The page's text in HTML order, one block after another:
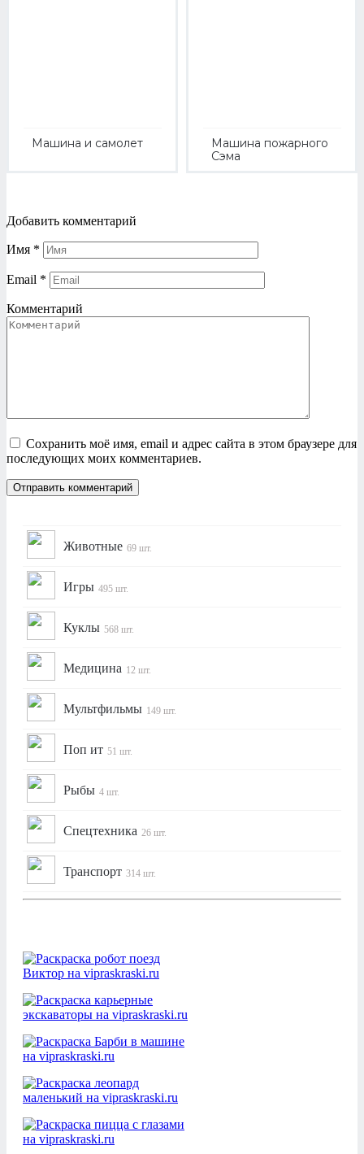
Машина и самолет
Машина пожарного
Сэма
Добавить комментарий
Имя *
Email *
Комментарий
Сохранить моё имя, email и адрес сайта в этом браузере для
последующих моих комментариев.
Животные 69 шт.
Игры 495 шт.
Куклы 568 шт.
Медицина 12 шт.
Мультфильмы 149 шт.
Поп ит 51 шт.
Рыбы 4 шт.
Спецтехника 26 шт.
Транспорт 314 шт.